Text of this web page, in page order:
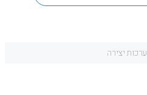
ערכות יצירה